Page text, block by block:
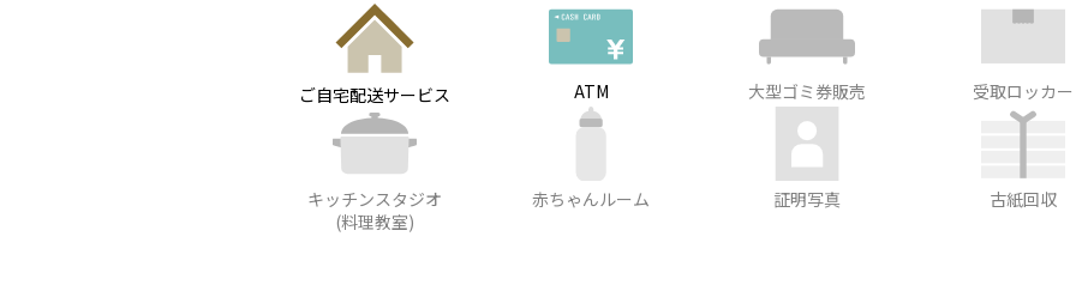
ご自宅配送サービス ATM 大型ゴミ券販売 受取ロッカー
キッチンスタジオ
(料理教室)
赤ちゃんルーム 証明写真 古紙回収